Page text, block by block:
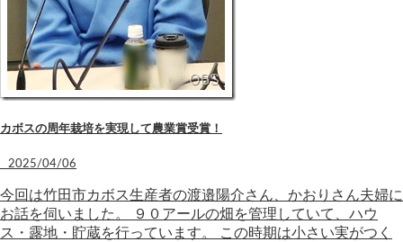
カボスの周年栽培を実現して農業賞受賞！
2025/04/06
今回は竹田市カボス生産者の渡邉陽介さん、かおりさん夫婦に
お話を伺いました。 ９０アールの畑を管理していて、ハウ
ス・露地・貯蔵を行っています。 この時期は小さい実がつく